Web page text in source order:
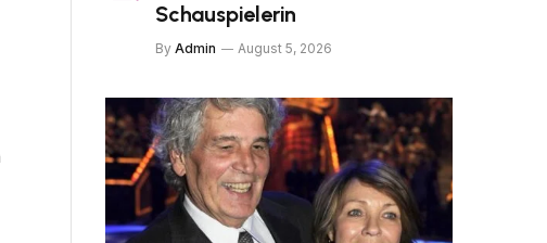
Schauspielerin
By Admin August 5, 2026